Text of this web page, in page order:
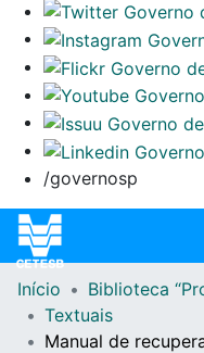
/governosp
Home
Início
Biblioteca
Textuais
Manual de